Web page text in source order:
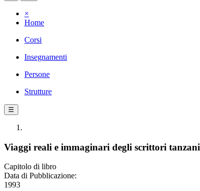
×
Home
Corsi
Insegnamenti
Persone
Strutture
☰
Viaggi reali e immaginari degli scrittori tanzani
Capitolo di libro
Data di Pubblicazione:
1993